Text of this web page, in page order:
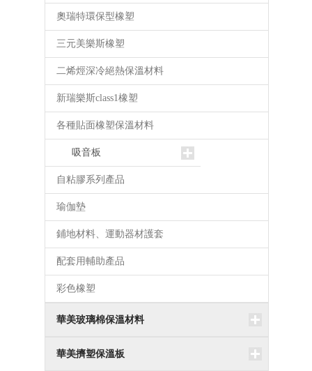
奧瑞特環保型橡塑
三元美樂斯橡塑
二烯烴深冷絕熱保溫材料
新瑞樂斯class1橡塑
各種貼面橡塑保溫材料
吸音板
自粘膠系列產品
瑜伽墊
鋪地材料、運動器材護套
配套用輔助產品
彩色橡塑
華美玻璃棉保溫材料
華美擠塑保溫板